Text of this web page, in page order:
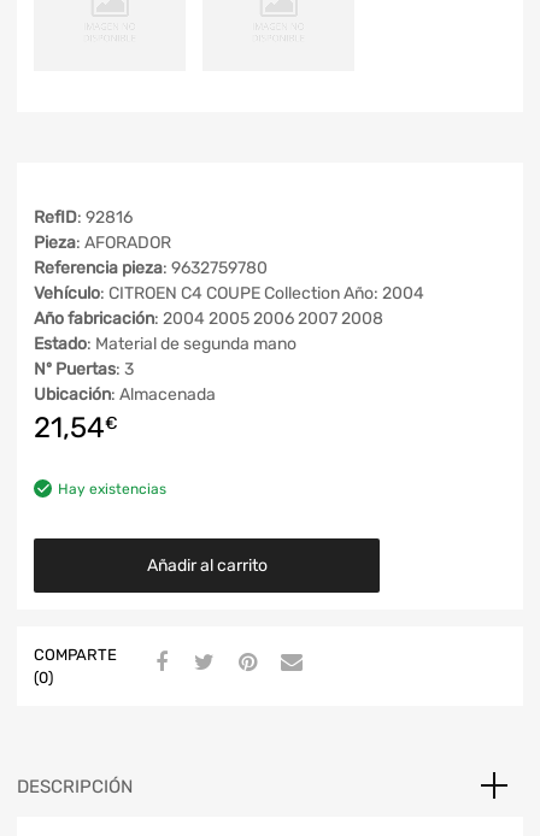
RefID: 92816
Pieza: AFORADOR
Referencia pieza: 9632759780
Vehículo: CITROEN C4 COUPE Collection Año: 2004
Año fabricación: 2004 2005 2006 2007 2008
Estado: Material de segunda mano
Nº Puertas: 3
Ubicación: Almacenada
21,54€
Hay existencias
Añadir al carrito
COMPARTE
(0)
DESCRIPCIÓN